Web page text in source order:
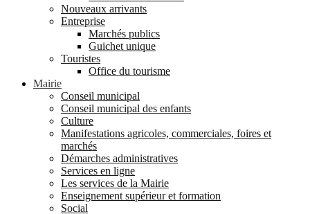
Nouveaux arrivants
Entreprise
Marchés publics
Guichet unique
Touristes
Office du tourisme
Mairie
Conseil municipal
Conseil municipal des enfants
Culture
Manifestations agricoles, commerciales, foires et
marchés
Démarches administratives
Services en ligne
Les services de la Mairie
Enseignement supérieur et formation
Social